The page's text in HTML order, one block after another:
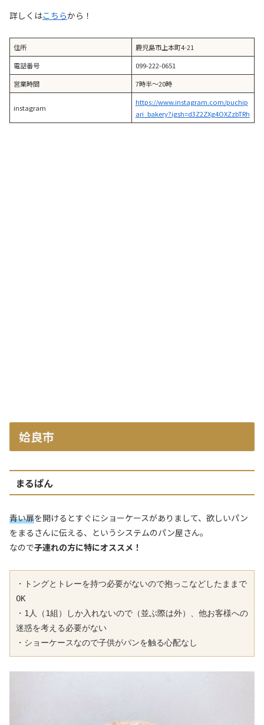
詳しくはこちらから！
住所
鹿児島市上本町4-21
電話番号
099-222-0651
営業時間
7時半〜20時
instagram
https://www.instagram.com/puchip
ari_bakery?igsh=d3Z2ZXg4OXZzbTRh
姶良市
まるぱん
青い扉を開けるとすぐにショーケースがありまして、欲しいパン
をまるさんに伝える、というシステムのパン屋さん。
なので子連れの方に特にオススメ！
・トングとトレーを持つ必要がないので抱っこなどしたままで
OK
・1人（1組）しか入れないので（並ぶ際は外）、他お客様への
迷惑を考える必要がない
・ショーケースなので子供がパンを触る心配なし